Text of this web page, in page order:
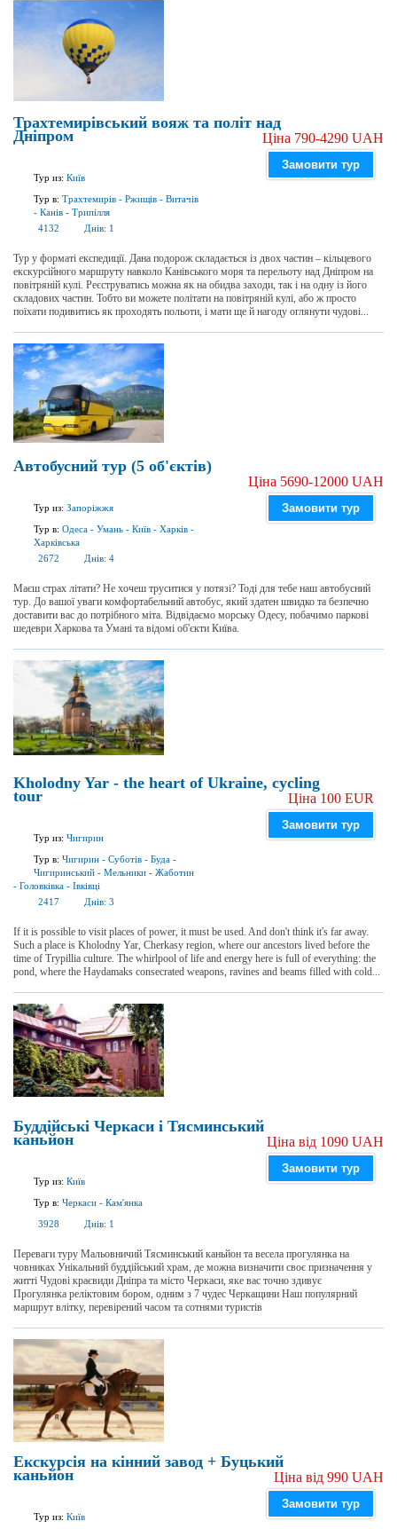
Трахтемирівський вояж та політ над
Дніпром
Тур из: Київ
Тур в: Трахтемирів - Ржищів - Витачів
- Канів - Трипілля
4132
Днів: 1
Ціна 790-4290 UAH
Замовити тур
Тур у форматі експедиції. Дана подорож складається із двох частин – кільцевого
екскурсійного маршруту навколо Канівського моря та перельоту над Дніпром на
повітряній кулі. Реєструватись можна як на обидва заходи, так і на одну із його
складових частин. Тобто ви можете політати на повітряній кулі, або ж просто
поїхати подивитись як проходять польоти, і мати ще й нагоду оглянути чудові...
Автобусний тур (5 об'єктів)
Тур из: Запоріжжя
Тур в: Одеса - Умань - Київ - Харків -
Харківська
2672
Днів: 4
Ціна 5690-12000 UAH
Замовити тур
Маєш страх літати? Не хочеш труситися у потязі? Тоді для тебе наш автобусний
тур. До вашої уваги комфортабельний автобус, який здатен швидко та безпечно
доставити вас до потрібного міта. Відвідаємо морську Одесу, побачимо паркові
шедеври Харкова та Умані та відомі об'єкти Київа.
Kholodny Yar - the heart of Ukraine, cycling
tour
Тур из: Чигирин
Тур в: Чигирин - Суботів - Буда -
Чигиринський - Мельники - Жаботин
- Головківка - Івківці
2417
Днів: 3
Ціна 100 EUR
Замовити тур
If it is possible to visit places of power, it must be used. And don't think it's far away.
Such a place is Kholodny Yar, Cherkasy region, where our ancestors lived before the
time of Trypillia culture. The whirlpool of life and energy here is full of everything: the
pond, where the Haydamaks consecrated weapons, ravines and beams filled with cold...
Буддійські Черкаси і Тясминський
каньйон
Тур из: Київ
Тур в: Черкаси - Кам'янка
3928
Днів: 1
Ціна від 1090 UAH
Замовити тур
Переваги туру Мальовничий Тясминський каньйон та весела прогулянка на
човниках Унікальний буддійський храм, де можна визначити своє призначення у
житті Чудові краєвиди Дніпра та місто Черкаси, яке вас точно здивує
Прогулянка реліктовим бором, одним з 7 чудес Черкащини Наш популярний
маршрут влітку, перевірений часом та сотнями туристів
Екскурсія на кінний завод + Буцький
каньйон
Тур из: Київ
Ціна від 990 UAH
Замовити тур